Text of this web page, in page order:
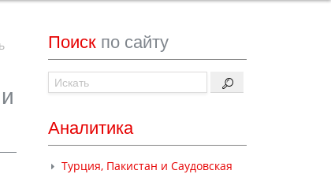
Поиск по сайту
Аналитика
Турция, Пакистан и Саудовская